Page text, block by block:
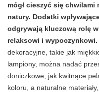
mógł cieszyć się
natury. Dodatki
odgrywają kluczową rolę
relaksowi i wypoczynkowi.
dekoracyjne, takie jak
lampiony, można nadać
doniczkowe, jak kwitnące
koloru, a naturalne